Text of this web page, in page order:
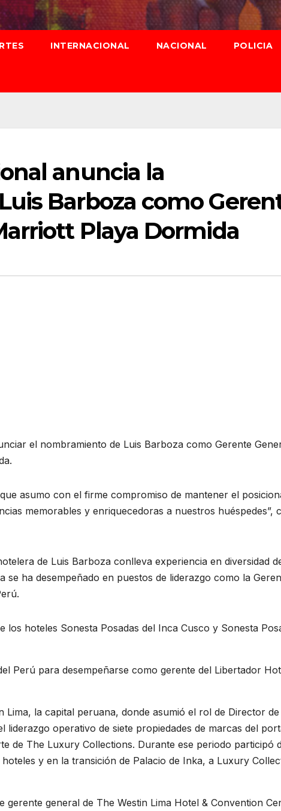
INTERNACIONAL NACIONAL POLICIA
anuncia la
Barboza como
Playa Dormida
el nombramiento de Luis Barboza como Gerente
asumo con el firme compromiso de mantener el
memorables y enriquecedoras a nuestros huéspedes”,
de Luis Barboza conlleva experiencia en diversidad
ha desempeñado en puestos de liderazgo como la
los hoteles Sonesta Posadas del Inca Cusco y Sonesta
Perú para desempeñarse como gerente del Libertador
Lima, la capital peruana, donde asumió el rol de Director de
liderazgo operativo de siete propiedades de marcas del
de The Luxury Collections. Durante ese periodo participó
y en la transición de Palacio de Inka, a Luxury
gerente general de The Westin Lima Hotel & Convention